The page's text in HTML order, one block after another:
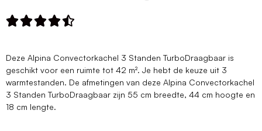

Deze Alpina Convectorkachel 3 Standen TurboDraagbaar is
geschikt voor een ruimte tot 42 m². Je hebt de keuze uit 3
warmtestanden. De afmetingen van deze Alpina Convectorkachel
3 Standen TurboDraagbaar zijn 55 cm breedte, 44 cm hoogte en
18 cm lengte.